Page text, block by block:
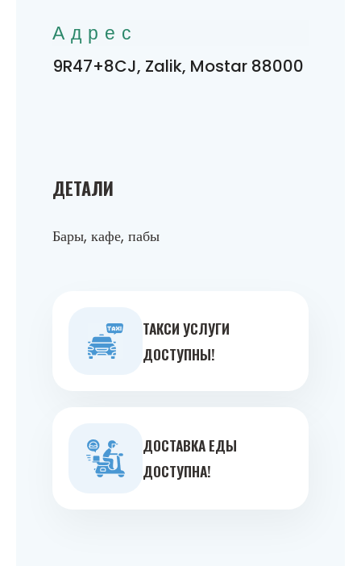
ДЕТАЛИ
Бары, кафе, пабы
ТАКСИ УСЛУГИ
ДОСТУПНЫ!
ДОСТАВКА ЕДЫ
ДОСТУПНА!
Адрес
9R47+8CJ, Zalik, Mostar 88000